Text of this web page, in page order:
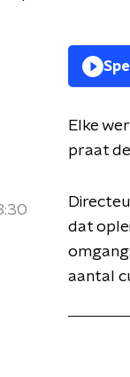
Elke
praat
dat
aantal